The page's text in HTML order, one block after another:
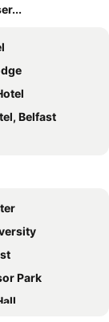
Belfast
Quarter
Collection
Warren Collection
Quarter
Park